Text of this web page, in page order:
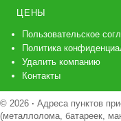
ЦЕНЫ
Пользовательское
Политика
Удалить компанию
Контакты
© 2026 · Адреса пунктов
(металлолома, батареек,